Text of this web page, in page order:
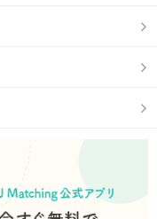
ジに表示される、
ージ】からご提出い